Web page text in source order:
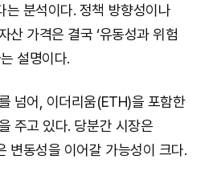
분석이다. 정책 방향성이나
산 가격은 결국 ‘유동성과 위험
설명이다.
넘어, 이더리움(ETH)을 포함한
주고 있다. 당분간 시장은
변동성을 이어갈 가능성이 크다.